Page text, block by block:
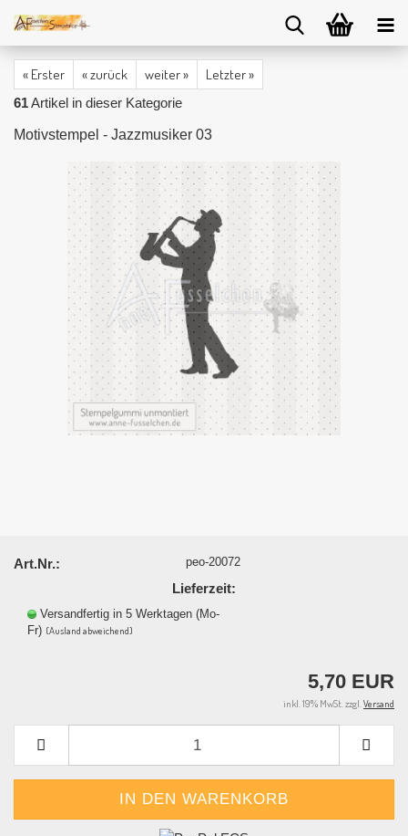
« Erster « zurück weiter » Letzter »
61Artikel in dieser Kategorie
Motivstempel - Jazzmusiker 03
Art.Nr.: peo-20072
Lieferzeit:
Versandfertig in 5 Werktagen (Mo-
Fr) (Ausland abweichend)
5,70 EUR
inkl. 19% MwSt. zzgl.Versand